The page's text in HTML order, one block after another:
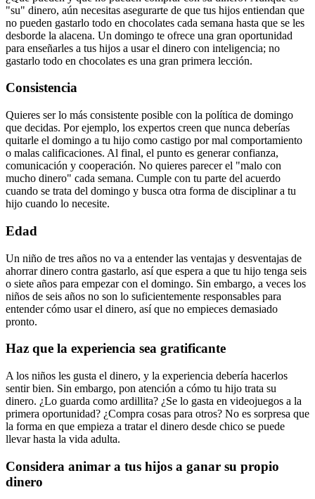
"su" dinero, aún necesitas asegurarte de que tus hijos entiendan que
no pueden gastarlo todo en chocolates cada semana hasta que se les
desborde la alacena. Un domingo te ofrece una gran oportunidad
para enseñarles a tus hijos a usar el dinero con inteligencia; no
gastarlo todo en chocolates es una gran primera lección.
Consistencia
Quieres ser lo más consistente posible con la política de domingo
que decidas. Por ejemplo, los expertos creen que nunca deberías
quitarle el domingo a tu hijo como castigo por mal comportamiento
o malas calificaciones. Al final, el punto es generar confianza,
comunicación y cooperación. No quieres parecer el "malo con
mucho dinero" cada semana. Cumple con tu parte del acuerdo
cuando se trata del domingo y busca otra forma de disciplinar a tu
hijo cuando lo necesite.
Edad
Un niño de tres años no va a entender las ventajas y desventajas de
ahorrar dinero contra gastarlo, así que espera a que tu hijo tenga seis
o siete años para empezar con el domingo. Sin embargo, a veces los
niños de seis años no son lo suficientemente responsables para
entender cómo usar el dinero, así que no empieces demasiado
pronto.
Haz que la experiencia sea gratificante
A los niños les gusta el dinero, y la experiencia debería hacerlos
sentir bien. Sin embargo, pon atención a cómo tu hijo trata su
dinero. ¿Lo guarda como ardillita? ¿Se lo gasta en videojuegos a la
primera oportunidad? ¿Compra cosas para otros? No es sorpresa que
la forma en que empieza a tratar el dinero desde chico se puede
llevar hasta la vida adulta.
Considera animar a tus hijos a ganar su propio
dinero